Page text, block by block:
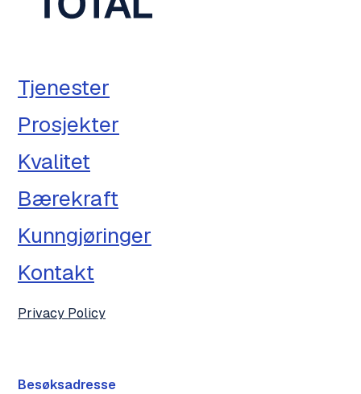
Tjenester
Prosjekter
Kvalitet
Bærekraft
Kunngjøringer
Kontakt
Privacy Policy
Besøksadresse